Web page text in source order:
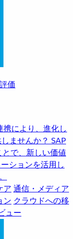
価
携により、進化し
ませんか？ SAP
で、新しい価値
ションを活用し
ア 通信・メディア
ン クラウドへの移
ュー